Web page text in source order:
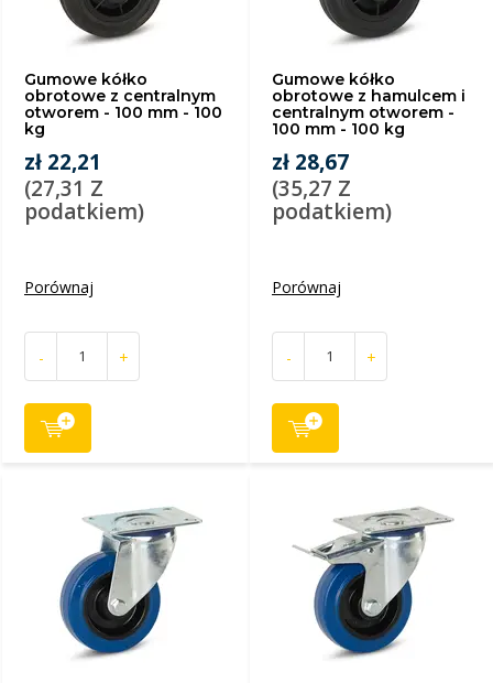
Gumowe kółko
obrotowe z centralnym
otworem - 100 mm - 100
kg
zł 22,21
(27,31 Z
podatkiem)
Porównaj
- +
Gumowe kółko
obrotowe z hamulcem i
centralnym otworem -
100 mm - 100 kg
zł 28,67
(35,27 Z
podatkiem)
Porównaj
- +